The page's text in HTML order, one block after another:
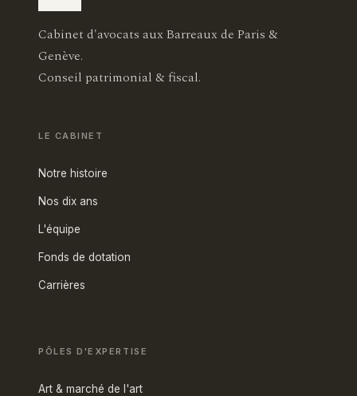
Cabinet d'avocats aux Barreaux de Paris &
Genève.
Conseil patrimonial & fiscal.
LE CABINET
Notre histoire
Nos dix ans
L'équipe
Fonds de dotation
Carrières
PÔLES D'EXPERTISE
Art & marché de l'art